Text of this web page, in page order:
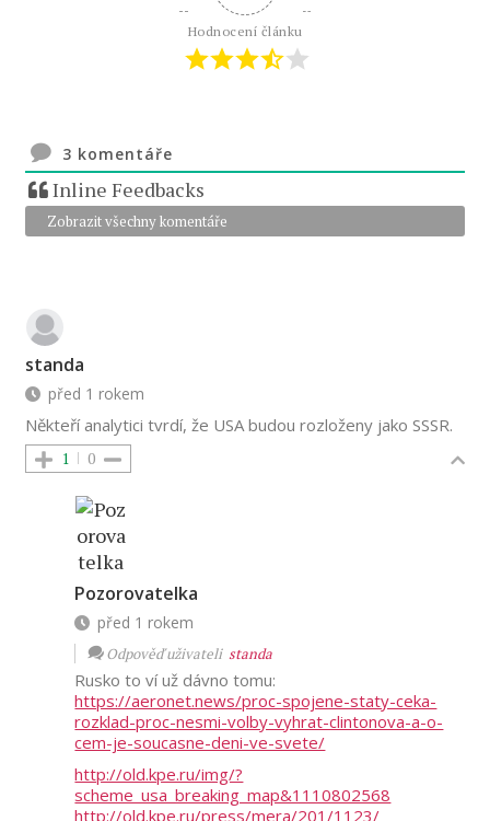
Hodnocení článku
3 komentáře
Inline Feedbacks
Zobrazit všechny komentáře
standa
před 1 rokem
Někteří analytici tvrdí, že USA budou rozloženy jako SSSR.
1 0
Pozorovatelka
před 1 rokem
Odpověď uživateli standa
Rusko to ví už dávno tomu:
https://aeronet.news/proc-spojene-staty-ceka-
rozklad-proc-nesmi-volby-vyhrat-clintonova-a-o-
cem-je-soucasne-deni-ve-svete/
http://old.kpe.ru/img/?
scheme_usa_breaking_map&1110802568
http://old.kpe.ru/press/mera/201/1123/